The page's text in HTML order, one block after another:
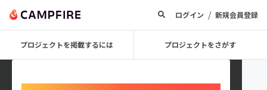
ログイン / 新規会員登録
プロジェクトを掲載するには プロジェクトをさがす